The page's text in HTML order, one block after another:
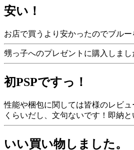
安い！
お店で買うより安かったのでブル
甥っ子へのプレゼントに購入しま
初PSPですっ！
性能や梱包に関しては皆様のレビ
くらいだし、文句ないです！即納
いい買い物しました。